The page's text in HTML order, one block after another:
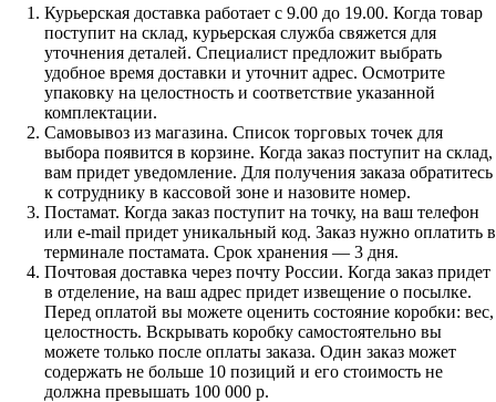
Курьерская доставка работает с 9.00 до 19.00. Когда товар
поступит на склад, курьерская служба свяжется для
уточнения деталей. Специалист предложит выбрать
удобное время доставки и уточнит адрес. Осмотрите
упаковку на целостность и соответствие указанной
комплектации.
Самовывоз из магазина. Список торговых точек для
выбора появится в корзине. Когда заказ поступит на склад,
вам придет уведомление. Для получения заказа обратитесь
к сотруднику в кассовой зоне и назовите номер.
Постамат. Когда заказ поступит на точку, на ваш телефон
или e-mail придет уникальный код. Заказ нужно оплатить в
терминале постамата. Срок хранения — 3 дня.
Почтовая доставка через почту России. Когда заказ придет
в отделение, на ваш адрес придет извещение о посылке.
Перед оплатой вы можете оценить состояние коробки: вес,
целостность. Вскрывать коробку самостоятельно вы
можете только после оплаты заказа. Один заказ может
содержать не больше 10 позиций и его стоимость не
должна превышать 100 000 р.